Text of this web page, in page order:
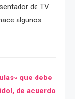
de TV
algunos
que debe
de acuerdo